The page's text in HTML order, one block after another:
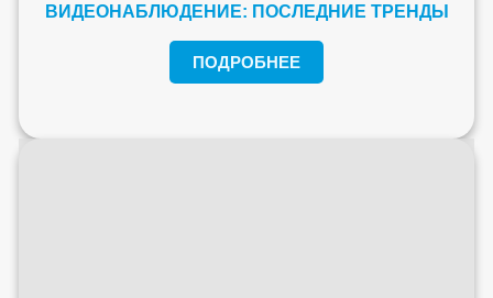
ВИДЕОНАБЛЮДЕНИЕ: ПОСЛЕДНИЕ ТРЕНДЫ
ПОДРОБНЕЕ